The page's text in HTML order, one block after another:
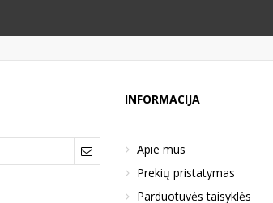
INFORMACIJA
Apie mus
Prekių pristatymas
Parduotuvės taisyklės